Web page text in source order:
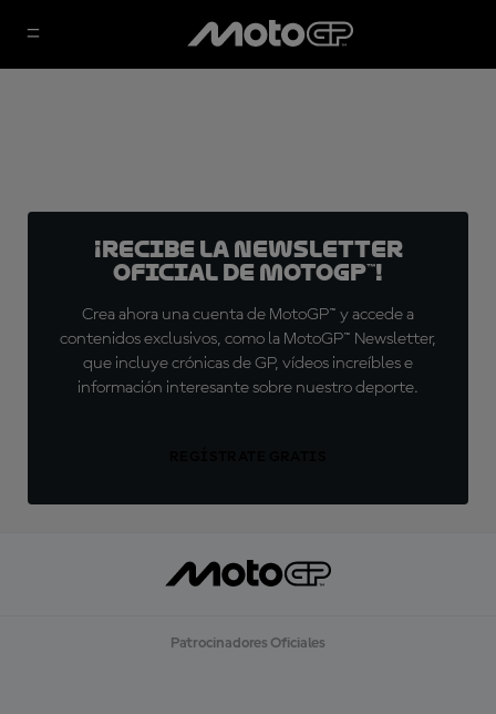
¡Recibe la Newsletter
oficial de MotoGP™!
Crea ahora una cuenta de MotoGP™ y accede a
contenidos exclusivos, como la MotoGP™ Newsletter,
que incluye crónicas de GP, vídeos increíbles e
información interesante sobre nuestro deporte.
Patrocinadores Oficiales